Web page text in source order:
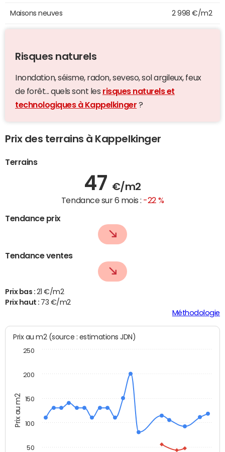
Maisons neuves 2 998 €/m2
Risques naturels
Inondation, séisme, radon, seveso, sol argileux, feux
de forêt... quels sont les risques naturels et
technologiques à Kappelkinger ?
Prix des terrains à Kappelkinger
Terrains
47 €/m2
Tendance sur 6 mois : -22 %
Tendance prix
Tendance ventes
Prix bas : 21 €/m2
Prix haut : 73 €/m2
Méthodologie
Prix au m2
Prix au m2 (source : estimations JDN)
50
100
150
200
250